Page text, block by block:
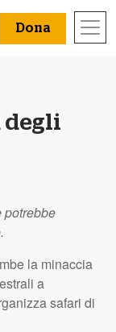
Dona
degli
potrebbe
la minaccia
a
safari di